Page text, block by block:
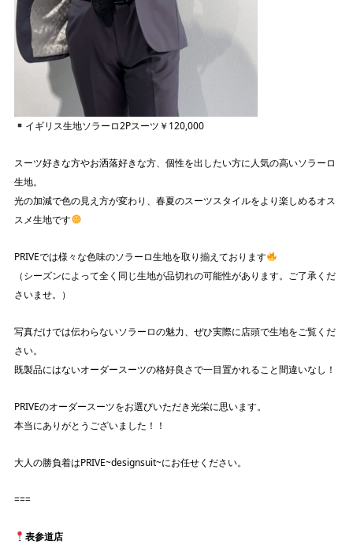
イギリス生地ソラーロ2Pスーツ￥120,000
スーツ好きな方やお洒落好きな方、個性を出したい方に人気の高いソラーロ
生地。
光の加減で色の見え方が変わり、春夏のスーツスタイルをより楽しめるオス
スメ生地です
PRIVEでは様々な色味のソラーロ生地を取り揃えております
（シーズンによって全く同じ生地が品切れの可能性があります。ご了承くだ
さいませ。）
写真だけでは伝わらないソラーロの魅力、ぜひ実際に店頭で生地をご覧くだ
さい。
既製品にはないオーダースーツの格好良さで一目置かれること間違いなし！
PRIVEのオーダースーツをお選びいただき光栄に思います。
本当にありがとうございました！！
大人の勝負着はPRIVE~designsuit~にお任せください。
===
表参道店